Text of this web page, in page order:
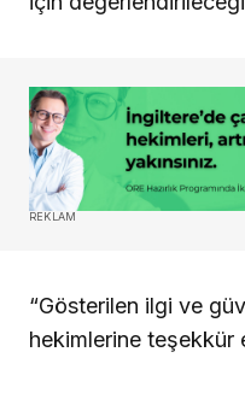
REKLAM
“Gösterilen ilgi ve
hekimlerine teşekkür